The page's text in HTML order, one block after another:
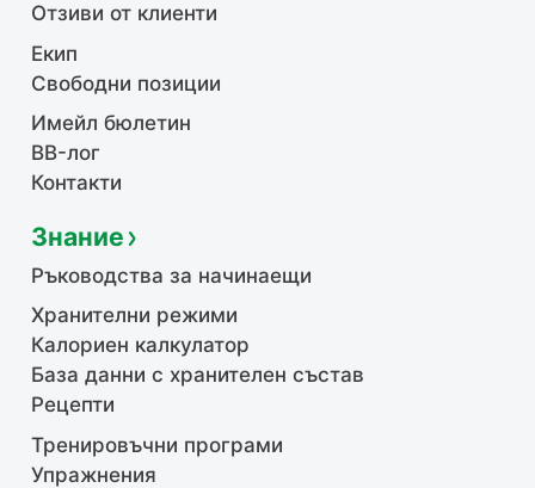
Отзиви от клиенти
Екип
Свободни позиции
Имейл бюлетин
BB-лог
Контакти
Знание
Ръководства за начинаещи
Хранителни режими
Калориен калкулатор
База данни с хранителен състав
Рецепти
Тренировъчни програми
Упражнения